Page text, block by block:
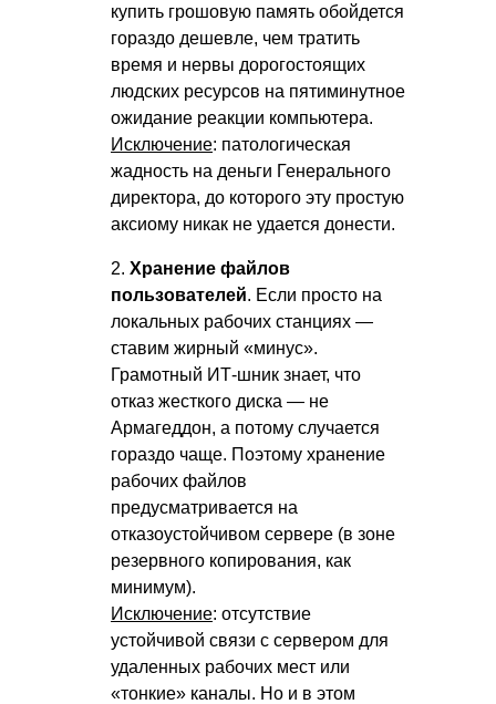
купить грошовую память обойдется
гораздо дешевле, чем тратить
время и нервы дорогостоящих
людских ресурсов на пятиминутное
ожидание реакции компьютера.
Исключение: патологическая
жадность на деньги Генерального
директора, до которого эту простую
аксиому никак не удается донести.
2. Хранение файлов
пользователей. Если просто на
локальных рабочих станциях —
ставим жирный «минус».
Грамотный ИТ-шник знает, что
отказ жесткого диска — не
Армагеддон, а потому случается
гораздо чаще. Поэтому хранение
рабочих файлов
предусматривается на
отказоустойчивом сервере (в зоне
резервного копирования, как
минимум).
Исключение: отсутствие
устойчивой связи с сервером для
удаленных рабочих мест или
«тонкие» каналы. Но и в этом